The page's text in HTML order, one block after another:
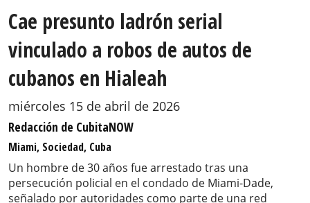
Cae presunto ladrón serial
vinculado a robos de autos de
cubanos en Hialeah
miércoles 15 de abril de 2026
Redacción de CubitaNOW
Miami, Sociedad, Cuba
Un hombre de 30 años fue arrestado tras una
persecución policial en el condado de Miami-Dade,
señalado por autoridades como parte de una red